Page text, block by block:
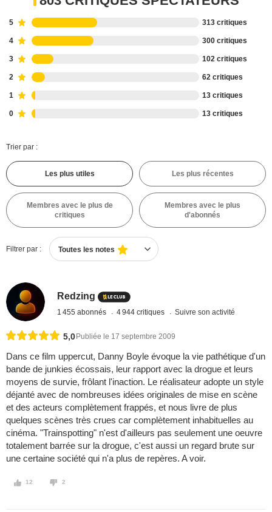
5 313 critiques
4 300 critiques
3 102 critiques
2 62 critiques
1 13 critiques
0 13 critiques
Trier par :
Les plus utiles Les plus récentes
Membres avec le plus de
critiques
Membres avec le plus
d'abonnés
Filtrer par : Toutes les notes
Redzing
1 455 abonnés 4 944 critiques Suivre son activité
5,0 Publiée le 17 septembre 2009
Dans ce film uppercut, Danny Boyle évoque la vie pathétique d'un
bande de junkies écossais, leur rapport avec la drogue et leurs
moyens de survie, frôlant l'inaction. Le réalisateur adopte un style
déjanté avec de nombreuses idées originales de mise en scène
et des acteurs complètement frappés, et nous livre de plus
quelques scènes très crues car complètement inhabituelles au
cinéma. "Trainspotting" n'est d'ailleurs pas seulement une oeuvre
totalement barrée sur la drogue, c'est aussi un regard brute sur
une certaine société qui n'a plus de repères. A voir.
12 2